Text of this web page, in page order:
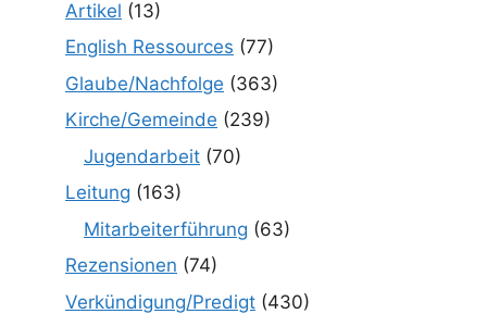
Artikel (13)
English Ressources (77)
Glaube/Nachfolge (363)
Kirche/Gemeinde (239)
Jugendarbeit (70)
Leitung (163)
Mitarbeiterführung (63)
Rezensionen (74)
Verkündigung/Predigt (430)